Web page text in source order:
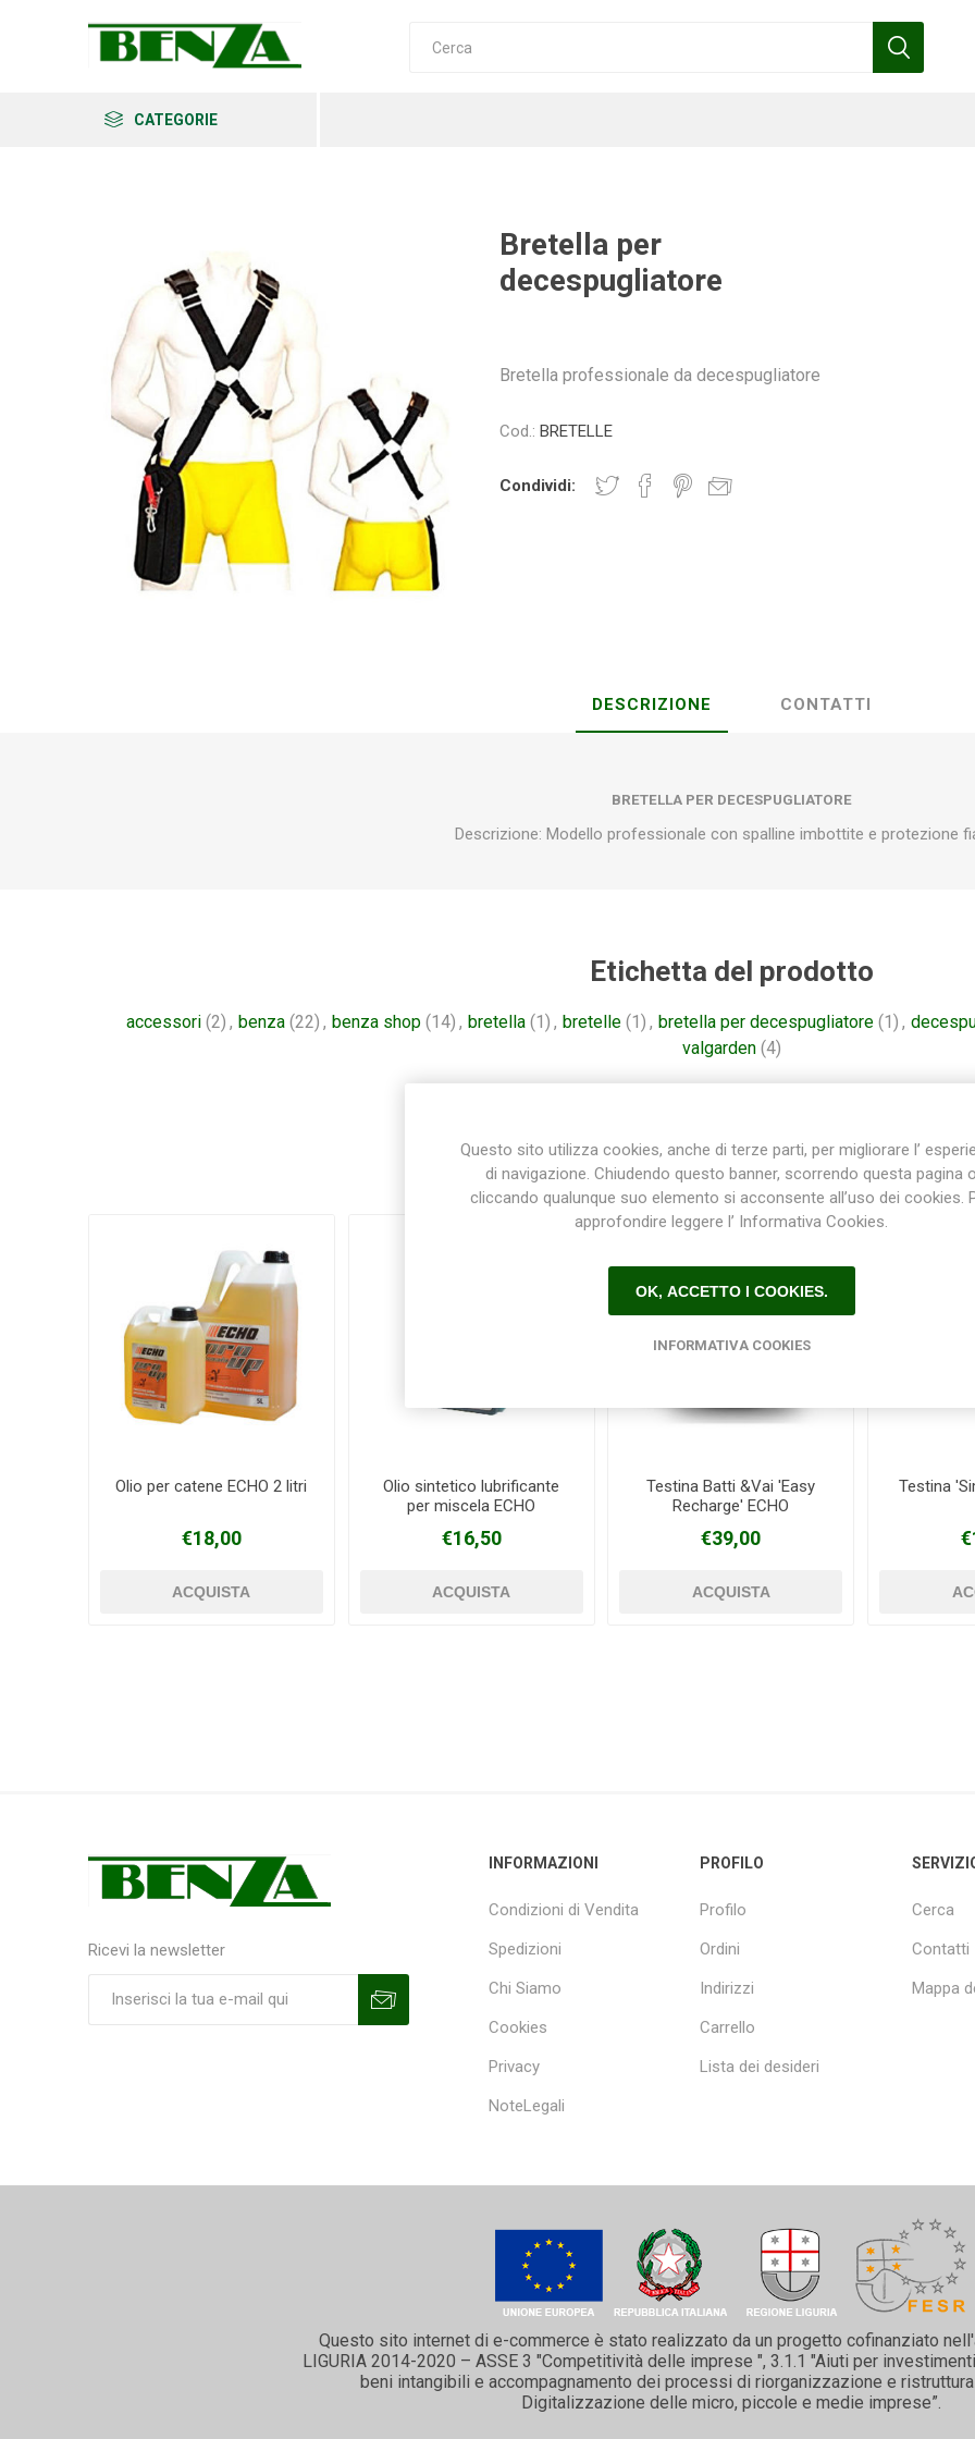
CATEGORIE
Arkema Ars Benza Bottos
Erba Felco Fiskars
Makita Mareva Nardi
Bretella per
decespugliatore
Bretella professionale da decespugliatore
Cod.: BRETELLE
Condividi:
DESCRIZIONE CONTATTI
BRETELLA PER DECESPUGLIATORE
Descrizione: Modello professionale con spalline imbottite e protezione
Etichetta del prodotto
accessori (2) , benza (22) , benza shop (14) , bretella (1) , bretelle (1) , bretella per decespugliatore (1) ,
valgarden (4)
Prodotti correlati
Olio per catene ECHO 2 litri
€18,00
Olio sintetico lubrificante
per miscela ECHO
€16,50
Testina Batti &Vai 'Easy
Recharge' ECHO
€39,00
Testina
Ricevi la newsletter
INFORMAZIONI
Condizioni di Vendita
Spedizioni
Chi Siamo
Cookies
Privacy
NoteLegali
PROFILO
Profilo
Ordini
Indirizzi
Carrello
Lista dei desideri
Cerca
Contatti
Mappa
Questo sito internet di e-commerce è stato realizzato da un progetto cofinanziato
LIGURIA 2014-2020 – ASSE 3 "Competitività delle imprese ", 3.1.1 "Aiuti per
beni intangibili e accompagnamento dei processi di riorganizzazione e
Digitalizzazione delle micro, piccole e medie imprese”.
Questo sito utilizza cookies, anche di terze parti, per migliorare l’
di navigazione. Chiudendo questo banner, scorrendo questa pagina o
cliccando qualunque suo elemento si acconsente all’uso dei cookies.
approfondire leggere l’ Informativa Cookies.
OK, ACCETTO I COOKIES.
INFORMATIVA COOKIES